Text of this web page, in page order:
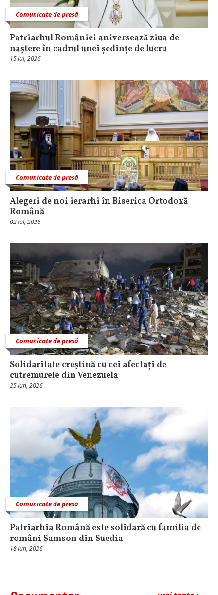
Comunicate de presă
Patriarhul României aniversează ziua de
naștere în cadrul unei ședințe de lucru
15 Iul, 2026
Comunicate de presă
Alegeri de noi ierarhi în Biserica Ortodoxă
Română
02 Iul, 2026
Comunicate de presă
Solidaritate creștină cu cei afectați de
cutremurele din Venezuela
25 Iun, 2026
Comunicate de presă
Patriarhia Română este solidară cu familia de
români Samson din Suedia
18 Iun, 2026